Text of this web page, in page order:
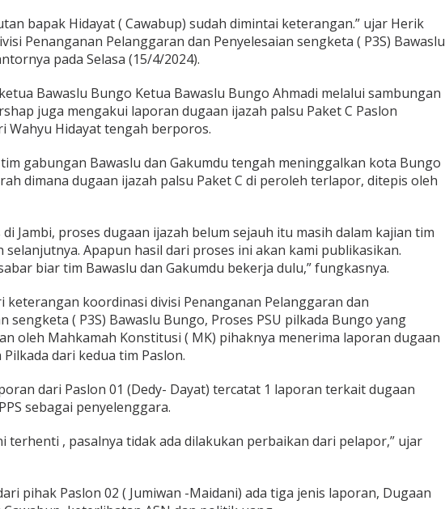
bapak Hidayat ( Cawabup) sudah dimintai keterangan.” ujar Herik
Penanganan Pelanggaran dan Penyelesaian sengketa ( P3S) Bawaslu
pada Selasa (15/4/2024).
Bawaslu Bungo Ketua Bawaslu Bungo Ahmadi melalui sambungan
juga mengakui laporan dugaan ijazah palsu Paket C Paslon
Wahyu Hidayat tengah berporos.
gabungan Bawaslu dan Gakumdu tengah meninggalkan kota Bungo
dimana dugaan ijazah palsu Paket C di peroleh terlapor, ditepis oleh
di Jambi, proses dugaan ijazah belum sejauh itu masih dalam kajian tim
selanjutnya. Apapun hasil dari proses ini akan kami publikasikan.
biar tim Bawaslu dan Gakumdu bekerja dulu,” fungkasnya.
keterangan koordinasi divisi Penanganan Pelanggaran dan
sengketa ( P3S) Bawaslu Bungo, Proses PSU pilkada Bungo yang
oleh Mahkamah Konstitusi ( MK) pihaknya menerima laporan dugaan
dari kedua tim Paslon.
dari Paslon 01 (Dedy- Dayat) tercatat 1 laporan terkait dugaan
sebagai penyelenggara.
terhenti , pasalnya tidak ada dilakukan perbaikan dari pelapor,” ujar
pihak Paslon 02 ( Jumiwan -Maidani) ada tiga jenis laporan, Dugaan